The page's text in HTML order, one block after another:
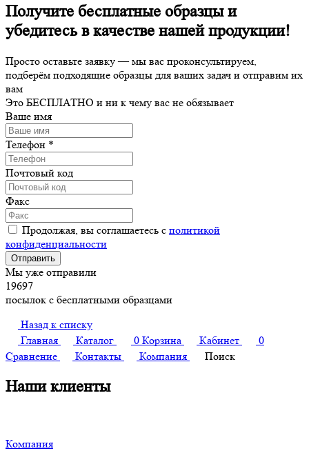
Получите бесплатные образцы и
убедитесь в качестве нашей продукции!
Просто оставьте заявку — мы вас проконсультируем,
подберём подходящие образцы для ваших задач и отправим их
вам
Это БЕСПЛАТНО и ни к чему вас не обязывает
Ваше имя
Телефон *
Почтовый код
Факс
Продолжая, вы соглашаетесь с политикой
конфиденциальности
Мы уже отправили
19697
посылок с бесплатными образцами
Назад к списку
Главная
Каталог 0 Корзина Кабинет
0
Сравнение
Контакты Компания Поиск
Наши клиенты
Компания